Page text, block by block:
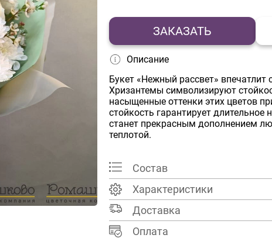
ЗАКАЗАТЬ
Описание
Букет «Нежный рассвет» впечатлит
Хризантемы символизируют
насыщенные оттенки этих цветов
стойкость гарантирует
станет прекрасным дополнением
теплотой.
Состав
Характеристики
Доставка
Оплата